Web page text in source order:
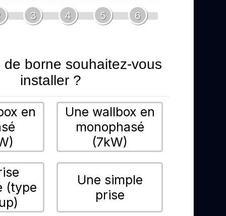
3 4 5 6
de borne souhaitez-vous
installer ?
en
Une wallbox en
monophasé
(7kW)
(type
Une simple
prise